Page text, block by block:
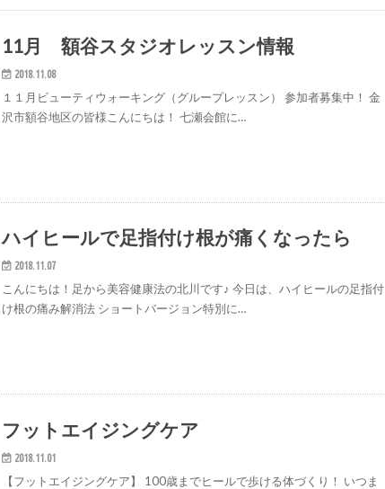
11月 額谷スタジオレッスン情報
2018.11.08
１１月ビューティウォーキング（グループレッスン） 参加者募集中！ 金
沢市額谷地区の皆様こんにちは！ 七瀬会館に…
ハイヒールで足指付け根が痛くなったら
2018.11.07
こんにちは！足から美容健康法の北川です♪ 今日は、ハイヒールの足指付
け根の痛み解消法 ショートバージョン特別に…
フットエイジングケア
2018.11.01
【フットエイジングケア】 100歳までヒールで歩ける体づくり！ いつま